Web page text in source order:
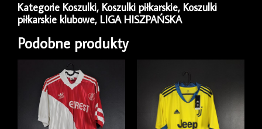
2020/21
Away
Adidas
[L]
Long
Kategorie Koszulki, Koszulki piłkarskie, Koszulki
piłkarskie klubowe, LIGA HISZPAŃSKA
Podobne produkty